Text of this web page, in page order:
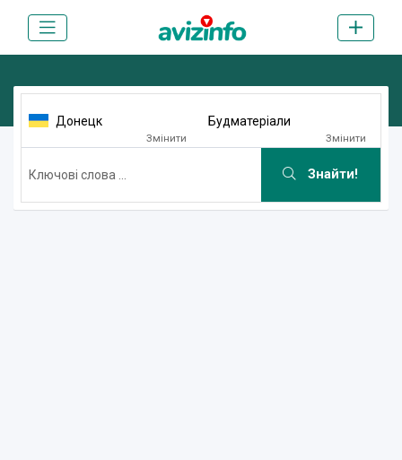
Донецк
Змінити
Будматеріали
Змінити
Знайти!